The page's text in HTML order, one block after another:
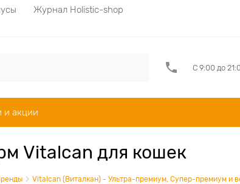
Журнал Holistic-shop
С 9:00 до
и акции
Vitalcan для кошек
Vitalcan (Виталкан) - Ультра-премиум, Супер-премиум и